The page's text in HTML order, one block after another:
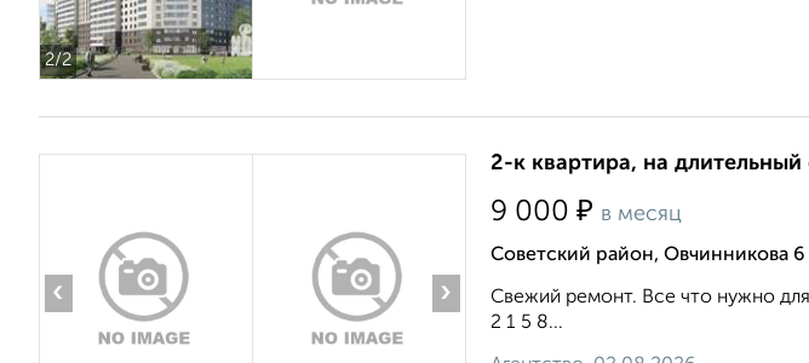
2/2
‹ ›
2-к квартира, на
9 000 ₽ в месяц
Советский район, Овчинникова 6
Свежий ремонт. Все что нужно
2 1 5 8...